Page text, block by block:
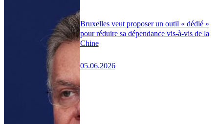
Bruxelles veut proposer un outil « dédié »
pour réduire sa dépendance vis-à-vis de la
Chine
05.06.2026